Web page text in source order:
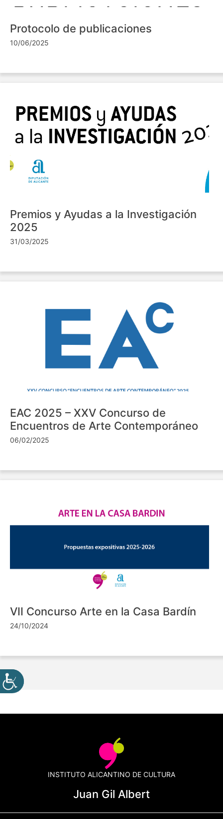
Protocolo de publicaciones
10/06/2025
Premios y Ayudas a la Investigación
2025
31/03/2025
EAC 2025 – XXV Concurso de
Encuentros de Arte Contemporáneo
06/02/2025
VII Concurso Arte en la Casa Bardín
24/10/2024
INSTITUTO ALICANTINO DE CULTURA
Juan Gil Albert